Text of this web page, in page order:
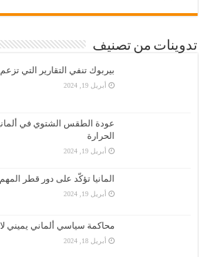
تدوينات من تصنيف
بيربوك تنفي التقارير التي
أبريل 19, 2024
عودة الطقس الشتوي في
الحرارة
أبريل 19, 2024
المانيا تؤكّد على دور قطر
أبريل 19, 2024
محاكمة سياسي ألماني يميني
أبريل 18, 2024